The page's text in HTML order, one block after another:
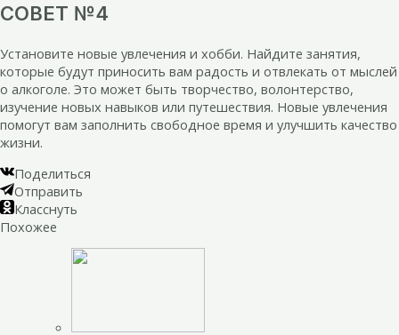
СОВЕТ №4
Установите новые увлечения и хобби. Найдите занятия,
которые будут приносить вам радость и отвлекать от мыслей
о алкоголе. Это может быть творчество, волонтерство,
изучение новых навыков или путешествия. Новые увлечения
помогут вам заполнить свободное время и улучшить качество
жизни.
Поделиться
Отправить
Класснуть
Похожее